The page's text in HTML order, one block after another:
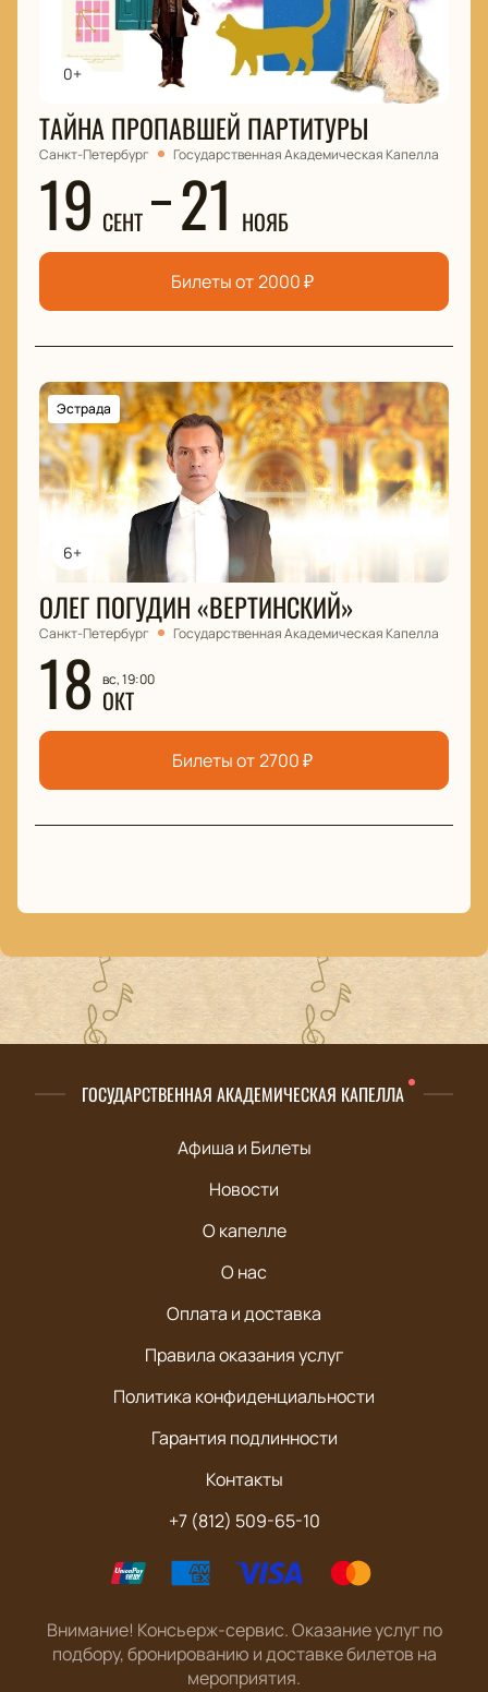
0+
ТАЙНА ПРОПАВШЕЙ ПАРТИТУРЫ
Санкт-Петербург Государственная Академическая Капелла
19 СЕНТ 21 НОЯБ
Билеты от 2000₽
6+
Эстрада
ОЛЕГ ПОГУДИН «ВЕРТИНСКИЙ»
Санкт-Петербург Государственная Академическая Капелла
18 вс, 19:00
ОКТ
Билеты от 2700₽
ГОСУДАРСТВЕННАЯ АКАДЕМИЧЕСКАЯ КАПЕЛЛА
Афиша и Билеты
Новости
О капелле
О нас
Оплата и доставка
Правила оказания услуг
Политика конфиденциальности
Гарантия подлинности
Контакты
+7 (812) 509-65-10
Внимание! Консьерж-сервис. Оказание услуг по
подбору, бронированию и доставке билетов на
мероприятия.